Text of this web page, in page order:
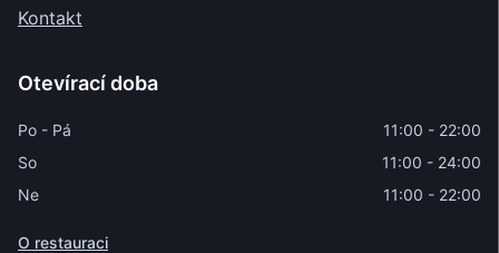
Kontakt
Otevírací doba
Po - Pá
11:00 - 22:00
So
11:00 - 24:00
Ne
11:00 - 22:00
O restauraci